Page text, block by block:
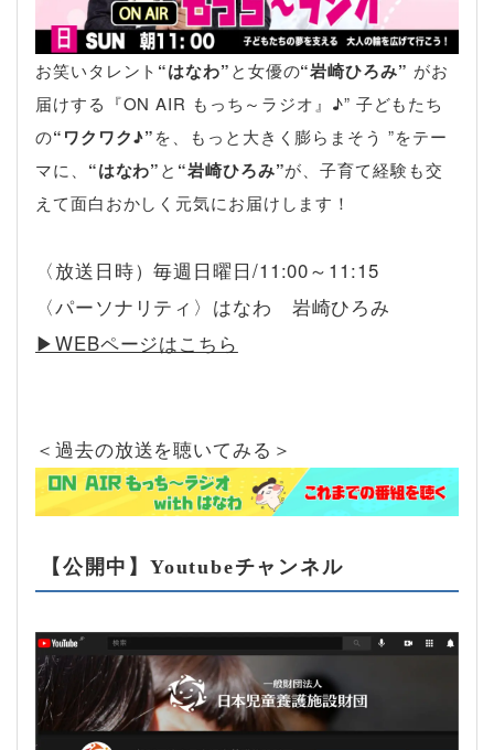
お笑いタレント “はなわ”と女優の“岩崎ひろみ” がお
届けする『ON AIR もっち～ラジオ』♪” 子どもたち
の“ワクワク♪”を、もっと大きく膨らまそう ”をテー
マに、 “はなわ”と “岩崎ひろみ”が、子育て経験も交
えて面白おかしく元気にお届けします！
〈放送日時）毎週日曜日/11:00～11:15
〈パーソナリティ〉はなわ 岩崎ひろみ
▶︎WEBページはこちら
＜過去の放送を聴いてみる＞
【公開中】Youtubeチャンネル